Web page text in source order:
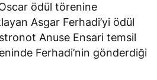
ödül törenine
Asgar Ferhadi’yi ödül
Anuse Ensari temsil
Ferhadi’nin gönderdiği